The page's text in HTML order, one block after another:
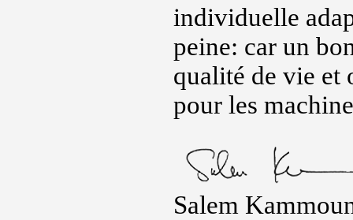
individuelle
peine: car un
qualité de vie et
pour les
Salem